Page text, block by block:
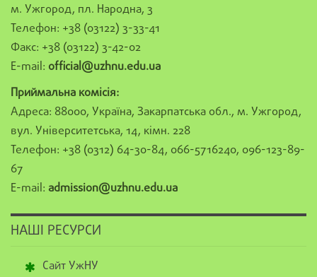
м. Ужгород, пл. Народна, 3
Телефон: +38 (03122) 3-33-41
Факс: +38 (03122) 3-42-02
E-mail: official@uzhnu.edu.ua
Приймальна комісія:
Адреса: 88000, Україна, Закарпатська обл., м. Ужгород,
вул. Університетська, 14, кімн. 228
Телефон: +38 (0312) 64-30-84, 066-5716240, 096-123-89-
67
E-mail: admission@uzhnu.edu.ua
НАШІ РЕСУРСИ
Сайт УжНУ